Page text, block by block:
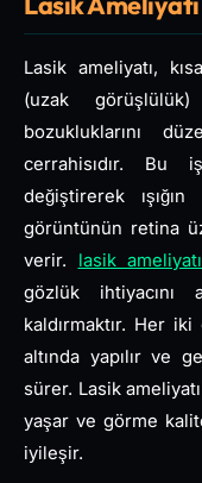
Lasik ameliyatı,
(uzak
bozukluklarını
cerrahisıdır. Bu
değiştirerek
görüntünün retina
verir. lasik ameliyatı
gözlük ihtiyacını
kaldırmaktır. Her
altında yapılır ve
sürer. Lasik
yaşar ve görme
iyileşir.